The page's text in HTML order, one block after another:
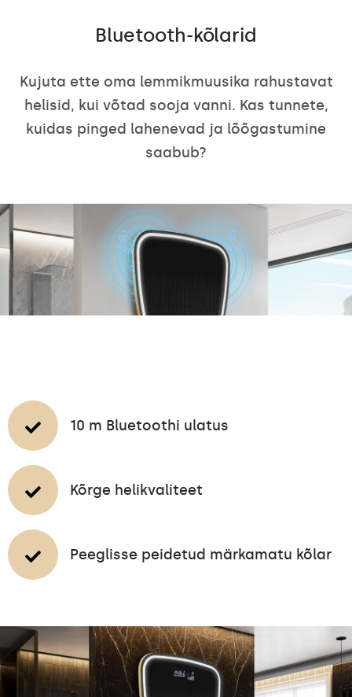
Bluetooth-kõlarid
Kujuta ette oma lemmikmuusika rahustavat
helisid, kui võtad sooja vanni. Kas tunnete,
kuidas pinged lahenevad ja lõõgastumine
saabub?
10 m Bluetoothi ulatus
Kõrge helikvaliteet
Peeglisse peidetud märkamatu kõlar